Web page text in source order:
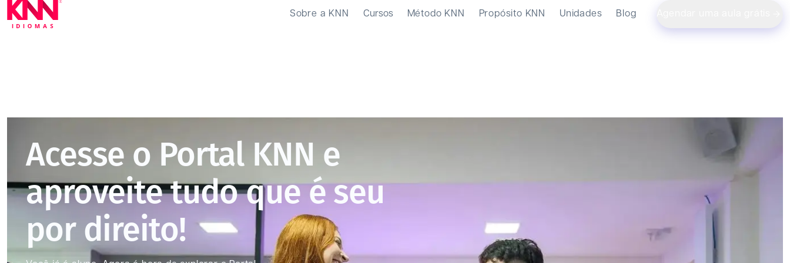
Sobre a KNN Cursos Método KNN Propósito KNN Unidades Blog
Acesse o Portal KNN e
aproveite tudo que é seu
por direito!